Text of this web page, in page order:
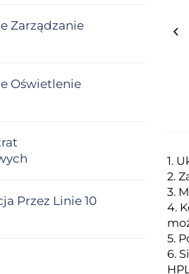
Zarządzanie
Oświetlenie
Przez Linie 10
1.
2.
3.
4.
5.
6.